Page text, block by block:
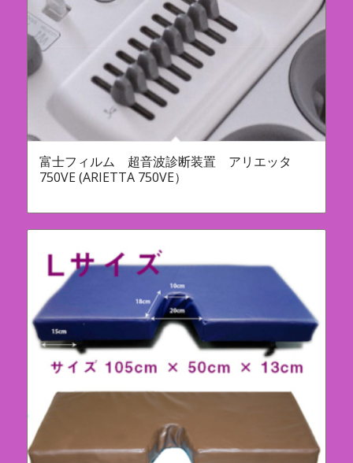
富士フィルム 超音波診断装置 アリエッタ
750VE (ARIETTA 750VE）